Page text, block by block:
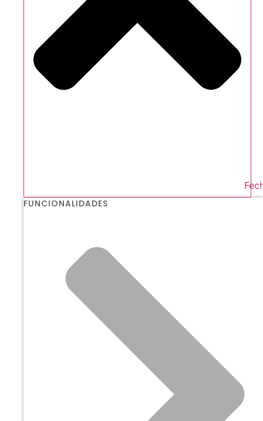
FUNCIONALIDADES